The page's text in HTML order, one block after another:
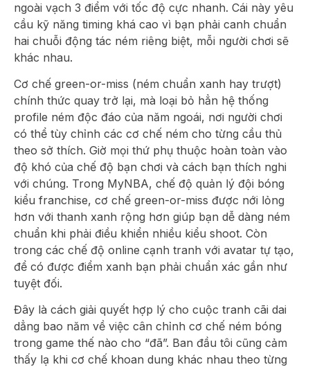
ngoài vạch 3 điểm với tốc độ cực nhanh. Cái này yêu
cầu kỹ năng timing khá cao vì bạn phải canh chuẩn
hai chuỗi động tác ném riêng biệt, mỗi người chơi sẽ
khác nhau.
Cơ chế green-or-miss (ném chuẩn xanh hay trượt)
chính thức quay trở lại, mà loại bỏ hẳn hệ thống
profile ném độc đáo của năm ngoái, nơi người chơi
có thể tùy chỉnh các cơ chế ném cho từng cầu thủ
theo sở thích. Giờ mọi thứ phụ thuộc hoàn toàn vào
độ khó của chế độ bạn chơi và cách bạn thích nghi
với chúng. Trong MyNBA, chế độ quản lý đội bóng
kiểu franchise, cơ chế green-or-miss được nới lỏng
hơn với thanh xanh rộng hơn giúp bạn dễ dàng ném
chuẩn khi phải điều khiển nhiều kiểu shoot. Còn
trong các chế độ online cạnh tranh với avatar tự tạo,
để có được điểm xanh bạn phải chuẩn xác gần như
tuyệt đối.
Đây là cách giải quyết hợp lý cho cuộc tranh cãi dai
dẳng bao năm về việc cân chỉnh cơ chế ném bóng
trong game thế nào cho “đã”. Ban đầu tôi cũng cảm
thấy lạ khi cơ chế khoan dung khác nhau theo từng